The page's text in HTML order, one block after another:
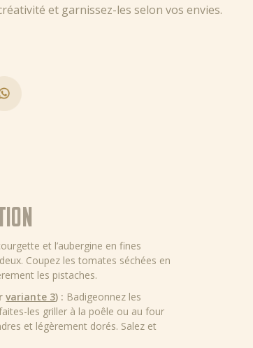
et garnissez-les selon vos envies.
et l’aubergine en fines
Coupez les tomates séchées en
les pistaches.
variante 3) : Badigeonnez les
les griller à la poêle ou au four
et légèrement dorés. Salez et